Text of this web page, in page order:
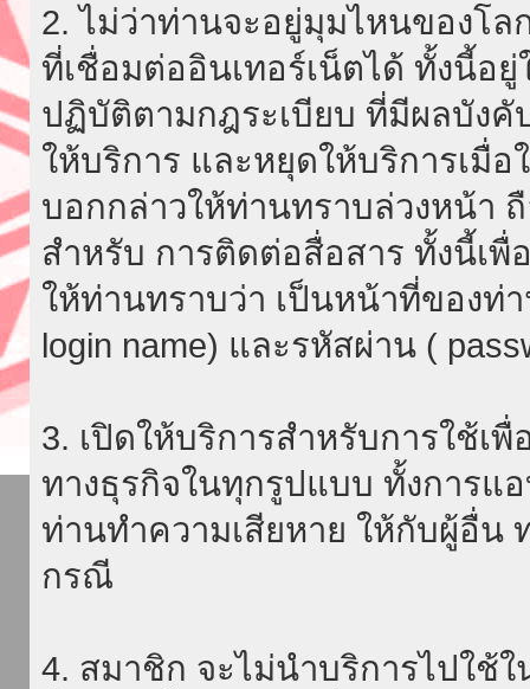
2. ไม่ว่าท่านจะอยู่มุมไหนของโล
ที่เชื่อมต่ออินเทอร์เน็ตได้ ทั้งนี้อ
ปฏิบัติตามกฎระเบียบ ที่มีผลบังคั
ให้บริการ และหยุดให้บริการเมื่
บอกกล่าวให้ท่านทราบล่วงหน้า
สำหรับ การติดต่อสื่อสาร ทั้งนี้เพื่
ให้ท่านทราบว่า เป็นหน้าที่ของท่
login name) และรหัสผ่าน (
3. เปิดให้บริการสำหรับการใช้เ
ทางธุรกิจในทุกรูปแบบ ทั้งการแ
ท่านทำความเสียหาย ให้กับผู้อื่น
กรณี
4. สมาชิก จะไม่นำบริการไปใช้